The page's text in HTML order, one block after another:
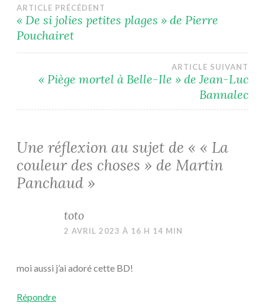
Navigation
de
l’article
ARTICLE PRÉCÉDENT
« De si jolies petites plages » de Pierre
Pouchairet
ARTICLE SUIVANT
« Piège mortel à Belle-Ile » de Jean-Luc
Bannalec
Une réflexion au sujet de « « La
couleur des choses » de Martin
Panchaud »
toto
2 AVRIL 2023 À 16 H 14 MIN
moi aussi j’ai adoré cette BD!
Répondre